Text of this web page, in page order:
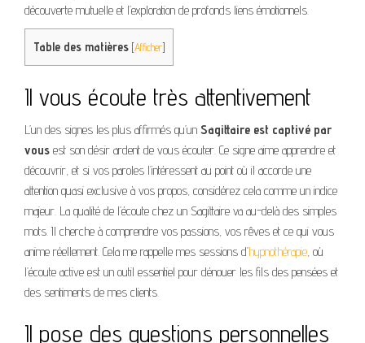
découverte mutuelle et l’exploration de profonds liens émotionnels.
Table des matières [Afficher]
Il vous écoute très attentivement
L’un des signes les plus affirmés qu’un Sagittaire est captivé par
vous est son désir ardent de vous écouter. Ce signe aime apprendre et
découvrir, et si vos paroles l’intéressent au point où il accorde une
attention quasi exclusive à vos propos, considérez cela comme un indice
majeur. La qualité de l’écoute chez un Sagittaire va au-delà des simples
mots. Il cherche à comprendre vos passions, vos rêves et ce qui vous
anime réellement. Cela me rappelle mes sessions d’hypnothérapie, où
l’écoute active est un outil essentiel pour dénouer les fils des pensées et
des sentiments de mes clients.
Il pose des questions personnelles